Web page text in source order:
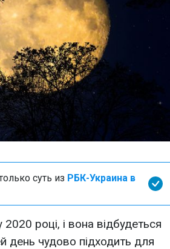
суть из РБК-Украина в
році, і вона відбудеться
день чудово підходить для